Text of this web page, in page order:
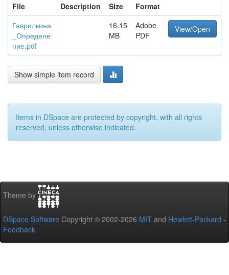
File
Description Size
Format
Гаврилкина
_Определе
ние.pdf
16.15
MB
Adobe
PDF
View/Open
Show simple item record
Items in DSpace are protected by copyright, with all rights
reserved, unless otherwise indicated.
Theme by
DSpace Software Copyright © 2002-2026 MIT and Hewlett-Packard -
Feedback